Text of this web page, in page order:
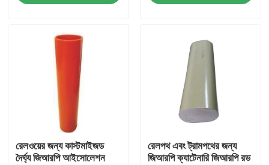
গুণমান নিয়ন্ত্রণ
আমাদের সাথে যোগাযোগ
উদ্ধৃতির জন্য আবেদন
রেলওয়ে ইনসুলেটর
রেলওয়ের জন্য কাস্টমাইজড
দৈর্ঘ্য জিআরপি আইসোলেশন
রেলপথ এবং ট্রামপথের জন্য
জিআরপি ক্যাটেনারি জিআরপি রড